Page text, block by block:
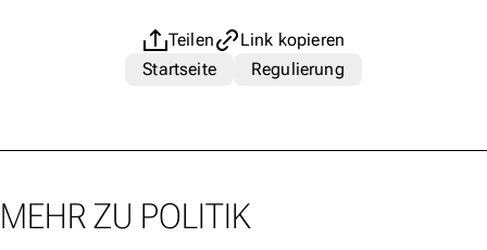
Teilen
Link kopieren
Startseite
Regulierung
MEHR ZU POLITIK